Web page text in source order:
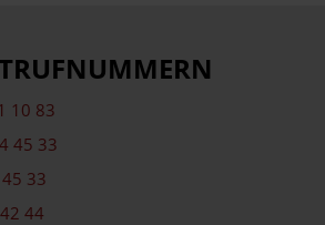
10 83
45 33
33
44